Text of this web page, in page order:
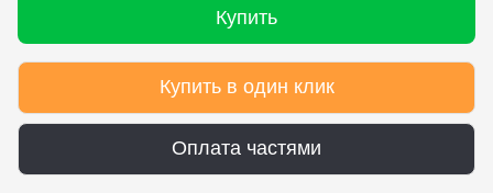
Купить
Купить в один клик
Оплата частями